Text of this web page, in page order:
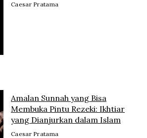
Caesar Pratama
Amalan Sunnah yang Bisa
Membuka Pintu Rezeki: Ikhtiar
yang Dianjurkan dalam Islam
Caesar Pratama